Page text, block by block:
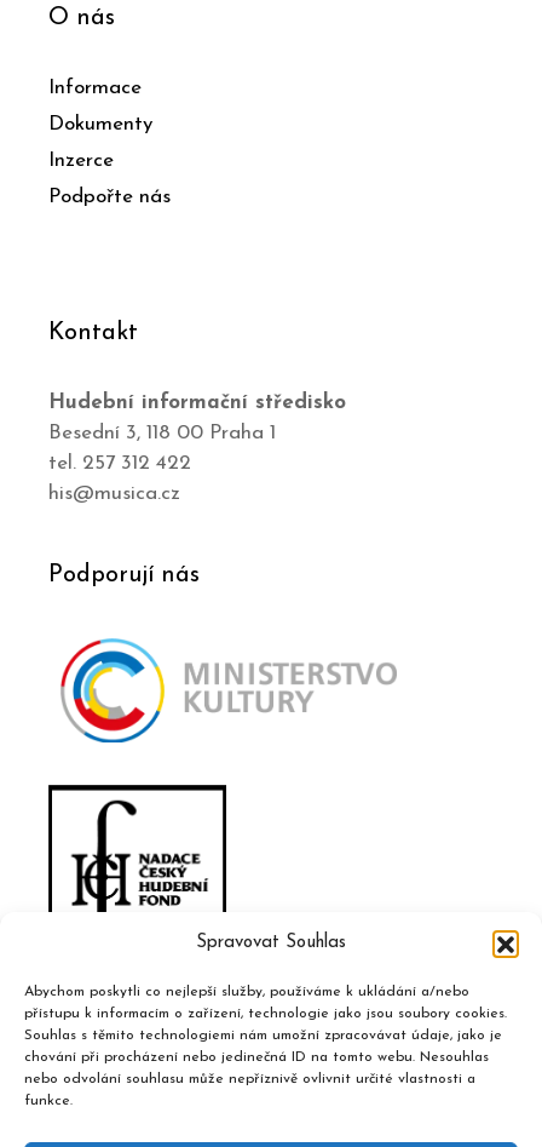
Spravovat Souhlas
Abychom poskytli co nejlepší služby, používáme k ukládání a/nebo
přístupu k informacím o zařízení, technologie jako jsou soubory cookies.
Souhlas s těmito technologiemi nám umožní zpracovávat údaje, jako je
chování při procházení nebo jedinečná ID na tomto webu. Nesouhlas
nebo odvolání souhlasu může nepříznivě ovlivnit určité vlastnosti a
funkce.
O nás
Informace
Dokumenty
Inzerce
Podpořte nás
Kontakt
Hudební informační středisko
Besední 3, 118 00 Praha 1
tel. 257 312 422
his@musica.cz
Podporují nás